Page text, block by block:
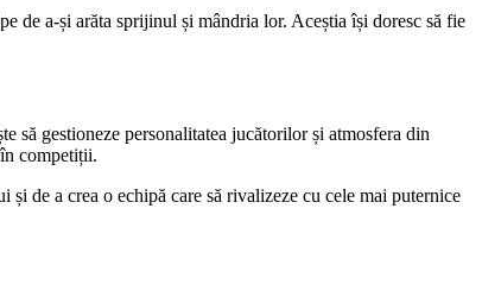
a-și arăta sprijinul și mândria lor. Aceștia își doresc să fie
să gestioneze personalitatea jucătorilor și atmosfera din
competiții.
de a crea o echipă care să rivalizeze cu cele mai puternice